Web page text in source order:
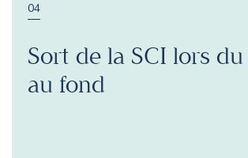
04
Sort de la SCI lors
au fond